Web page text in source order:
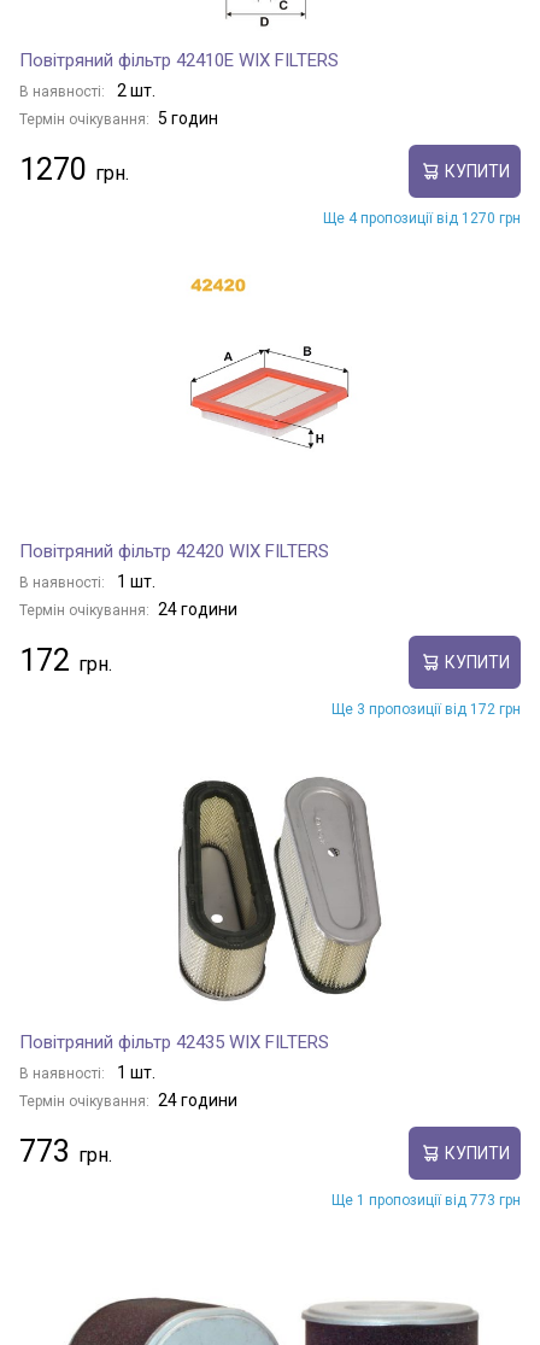
Повітряний фільтр 42410E WIX FILTERS
В наявності: 2 шт.
Термін очікування: 5 годин
1270 КУПИТИ
Ще 4 пропозиції від 1270 грн
Повітряний фільтр 42420 WIX FILTERS
В наявності: 1 шт.
Термін очікування: 24 години
172 КУПИТИ
Ще 3 пропозиції від 172 грн
Повітряний фільтр 42435 WIX FILTERS
В наявності: 1 шт.
Термін очікування: 24 години
773 КУПИТИ
Ще 1 пропозиції від 773 грн